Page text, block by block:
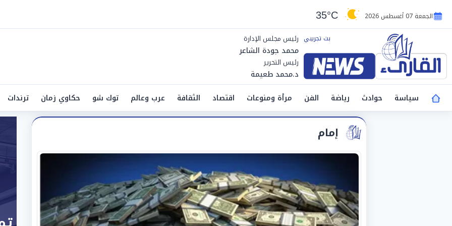
الجمعة 07 أغسطس 2026 35°C
رئيس مجلس الإدارة
محمد جودة الشاعر
رئيس التحرير
د.محمد طعيمة
سياسة
حوادث رياضة الفن مرأة ومنوعات اقتصاد الثقافة عرب وعالم توك شو حكاوي زمان ترندات
إمام